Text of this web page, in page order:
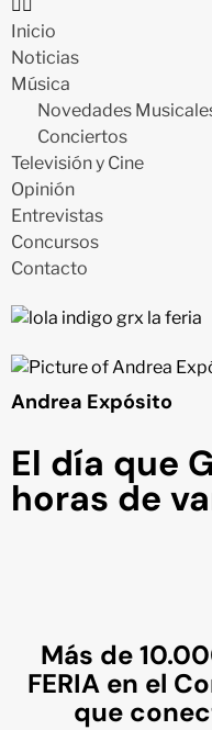
Inicio
Noticias
Música
Novedades
Conciertos
Televisión y Cine
Opinión
Entrevistas
Concursos
Contacto
Andrea Expósito
El día que
horas de
Más de
FERIA en el
que